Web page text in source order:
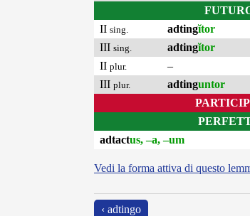
II sing. adtingĭtor
III sing. adtingĭtor
II plur.
–
III plur. adtinguntor
adtactus, –a, –um
Vedi la forma attiva di questo
‹ adtingo